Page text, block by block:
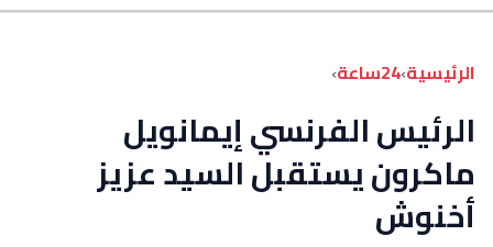
الرئيسية›24ساعة ›
الرئيس الفرنسي إيمانويل
ماكرون يستقبل السيد عزيز
أخنوش